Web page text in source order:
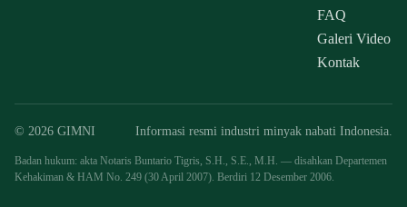
FAQ
Galeri Video
Kontak
© 2026 GIMNI Informasi resmi industri minyak nabati Indonesia.
Badan hukum: akta Notaris Buntario Tigris, S.H., S.E., M.H. — disahkan Departemen
Kehakiman & HAM No. 249 (30 April 2007). Berdiri 12 Desember 2006.